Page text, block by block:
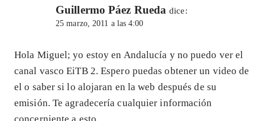
Guillermo Páez Rueda dice:
25 marzo, 2011 a las 4:00
Hola Miguel; yo estoy en Andalucía y no puedo ver el
canal vasco EiTB 2. Espero puedas obtener un video de
el o saber si lo alojaran en la web después de su
emisión. Te agradecería cualquier información